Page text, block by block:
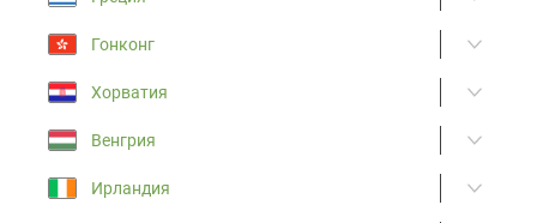
Гонконг
Хорватия
Венгрия
Ирландия